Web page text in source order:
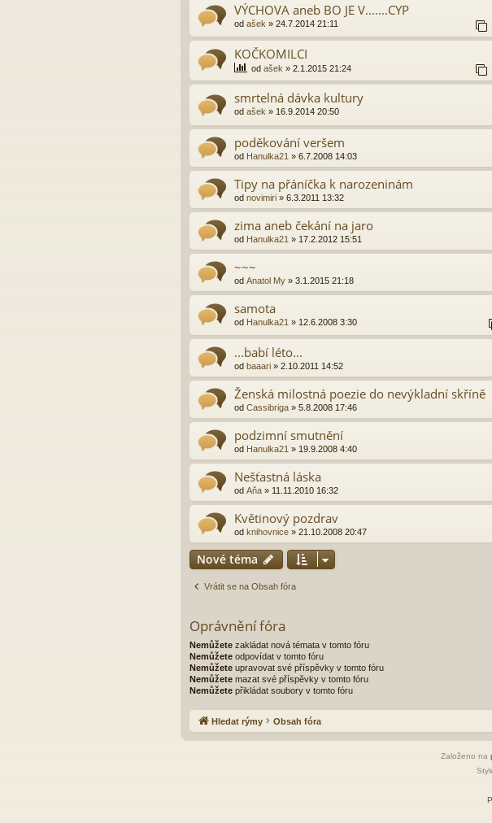
VÝCHOVA aneb BO JE V.......CYP
od ašek » 24.7.2014 21:11
KOČKOMILCI
od ašek » 2.1.2015 21:24
smrtelná dávka kultury
od ašek » 16.9.2014 20:50
poděkování veršem
od Hanulka21 » 6.7.2008 14:03
Tipy na přáníčka k narozeninám
od novimiri » 6.3.2011 13:32
zima aneb čekání na jaro
od Hanulka21 » 17.2.2012 15:51
~~~
od Anatol My » 3.1.2015 21:18
samota
od Hanulka21 » 12.6.2008 3:30
...babí léto...
od baaari » 2.10.2011 14:52
Ženská milostná poezie do nevýkladní skříně
od Cassibriga » 5.8.2008 17:46
podzimní smutnění
od Hanulka21 » 19.9.2008 4:40
Nešťastná láska
od Aňa » 11.11.2010 16:32
Květinový pozdrav
od knihovnice » 21.10.2008 20:47
Nové téma
Vrátit se na Obsah fóra
Oprávnění fóra
Nemůžete zakládat nová témata v tomto fóru
Nemůžete odpovídat v tomto fóru
Nemůžete upravovat své příspěvky v tomto fóru
Nemůžete mazat své příspěvky v tomto fóru
Nemůžete přikládat soubory v tomto fóru
Hledat rýmy Obsah fóra
Založeno na